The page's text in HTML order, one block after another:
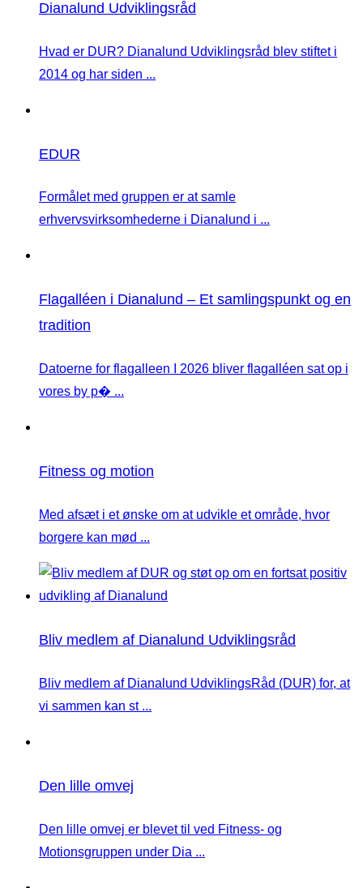
Dianalund Udviklingsråd
Hvad er DUR? Dianalund Udviklingsråd blev stiftet i
2014 og har siden ...
EDUR
Formålet med gruppen er at samle
erhvervsvirksomhederne i Dianalund i ...
Flagalléen i Dianalund – Et samlingspunkt og en
tradition
Datoerne for flagalleen I 2026 bliver flagalléen sat op i
vores by p� ...
Fitness og motion
Med afsæt i et ønske om at udvikle et område, hvor
borgere kan mød ...
Bliv medlem af Dianalund Udviklingsråd
Bliv medlem af Dianalund UdviklingsRåd (DUR) for, at
vi sammen kan st ...
Den lille omvej
Den lille omvej er blevet til ved Fitness- og
Motionsgruppen under Dia ...